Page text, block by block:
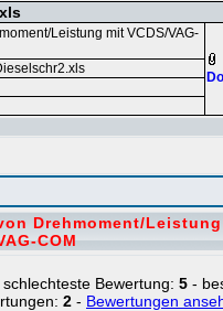
Leistung mit VCDS/VAG-
Drehmoment/
COM
Bewertung: 5-
2 - Bewertungen